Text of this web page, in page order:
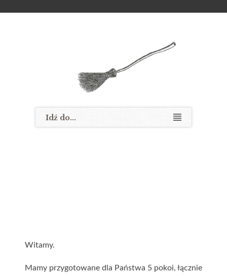
Witamy.
Mamy przygotowane dla Państwa 5 pokoi, łącznie